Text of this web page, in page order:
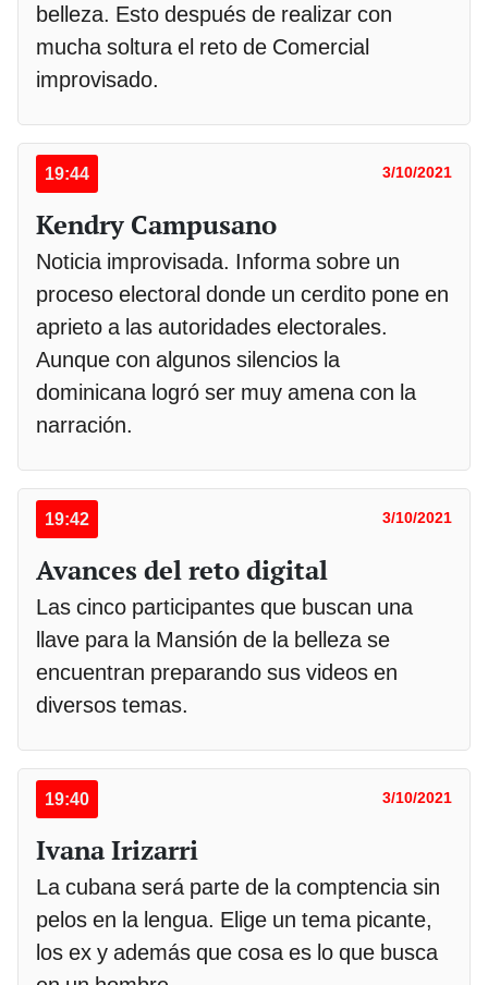
belleza. Esto después de realizar con
mucha soltura el reto de Comercial
improvisado.
19:44 3/10/2021
Kendry Campusano
Noticia improvisada. Informa sobre un
proceso electoral donde un cerdito pone en
aprieto a las autoridades electorales.
Aunque con algunos silencios la
dominicana logró ser muy amena con la
narración.
19:42 3/10/2021
Avances del reto digital
Las cinco participantes que buscan una
llave para la Mansión de la belleza se
encuentran preparando sus videos en
diversos temas.
19:40 3/10/2021
Ivana Irizarri
La cubana será parte de la comptencia sin
pelos en la lengua. Elige un tema picante,
los ex y además que cosa es lo que busca